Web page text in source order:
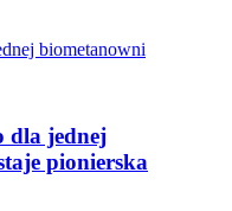
dla jednej
pionierska